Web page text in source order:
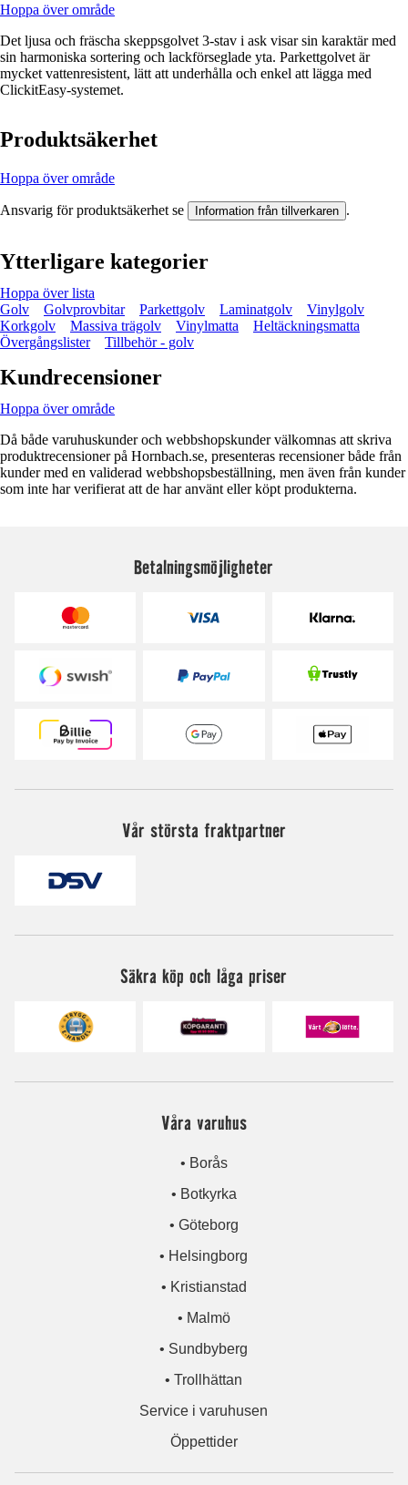
Hoppa över område
Det ljusa och fräscha skeppsgolvet 3-stav i ask visar sin karaktär med
sin harmoniska sortering och lackförseglade yta. Parkettgolvet är
mycket vattenresistent, lätt att underhålla och enkel att lägga med
ClickitEasy-systemet.
Produktsäkerhet
Hoppa över område
Ansvarig för produktsäkerhet se Information från tillverkaren .
Ytterligare kategorier
Hoppa över lista
Golv
Golvprovbitar Parkettgolv Laminatgolv
Vinylgolv
Korkgolv
Massiva trägolv Vinylmatta
Heltäckningsmatta
Övergångslister
Tillbehör - golv
Kundrecensioner
Hoppa över område
Då både varuhuskunder och webbshopskunder välkomnas att skriva
produktrecensioner på Hornbach.se, presenteras recensioner både från
kunder med en validerad webbshopsbeställning, men även från kunder
som inte har verifierat att de har använt eller köpt produkterna.
Betalningsmöjligheter
Vår största fraktpartner
Säkra köp och låga priser
Våra varuhus
• Borås
• Botkyrka
• Göteborg
• Helsingborg
• Kristianstad
• Malmö
• Sundbyberg
• Trollhättan
Service i varuhusen
Öppettider